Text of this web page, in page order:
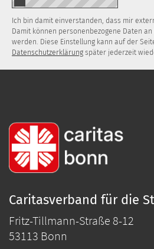
Ich bin damit einverstanden, dass mir
Damit können personenbezogene Daten
werden. Diese Einstellung kann auf der
Datenschutzerklärung später jederzeit
Caritasverband für die
Fritz-Tillmann-Straße 8-12
53113 Bonn